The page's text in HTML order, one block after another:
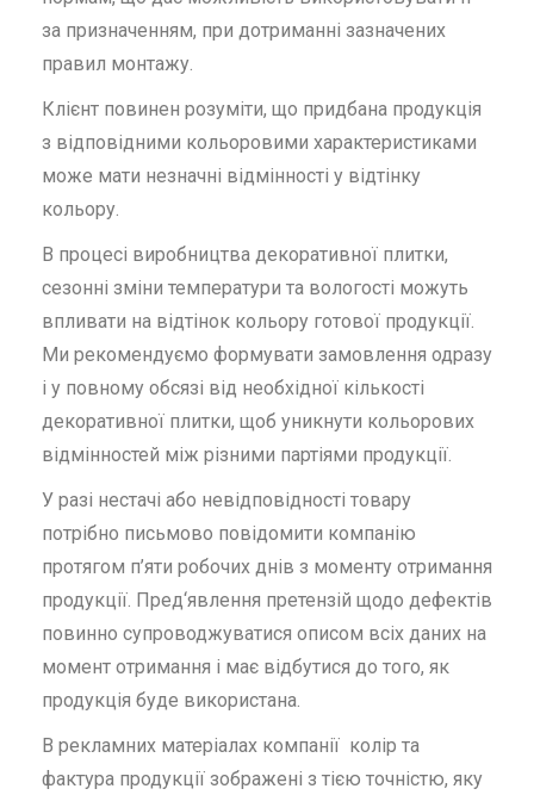
за призначенням, при дотриманні зазначених
правил монтажу.
Клієнт повинен розуміти, що придбана продукція
з відповідними кольоровими характеристиками
може мати незначні відмінності у відтінку
кольору.
В процесі виробництва декоративної плитки,
сезонні зміни температури та вологості можуть
впливати на відтінок кольору готової продукції.
Ми рекомендуємо формувати замовлення одразу
і у повному обсязі від необхідної кількості
декоративної плитки, щоб уникнути кольорових
відмінностей між різними партіями продукції.
У разі нестачі або невідповідності товару
потрібно письмово повідомити компанію
протягом п’яти робочих днів з моменту отримання
продукції. Пред‘явлення претензій щодо дефектів
повинно супроводжуватися описом всіх даних на
момент отримання і має відбутися до того, як
продукція буде використана.
В рекламних матеріалах компанії колір та
фактура продукції зображені з тією точністю, яку